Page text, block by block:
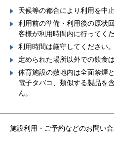
天候等の都合により利用を中
利用前の準備・利用後の原状
客様が利用時間内に行ってくだ
利用時間は厳守してください。
定められた場所以外での飲食
体育施設の敷地内は全面禁煙
電子タバコ、類似する製品を
ん。
施設利用・ご予約などのお問い合